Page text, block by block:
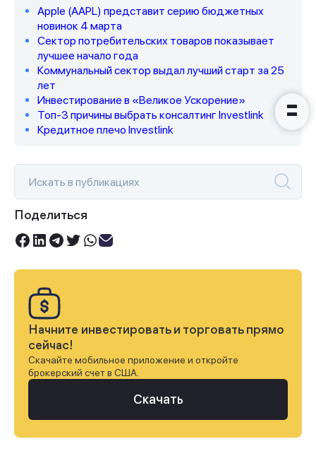
Apple (AAPL) представит серию бюджетных
новинок 4 марта
Сектор потребительских товаров показывает
лучшее начало года
Коммунальный сектор выдал лучший старт за 25
лет
Инвестирование в «Великое Ускорение»
Топ-3 причины выбрать консалтинг Investlink
Кредитное плечо Investlink
Поделиться
Начните инвестировать и торговать прямо
сейчас!
Скачайте мобильное приложение и откройте
брокерский счет в США.
Скачать
Наши консультанты свяжутся с
вами в ближайшее время